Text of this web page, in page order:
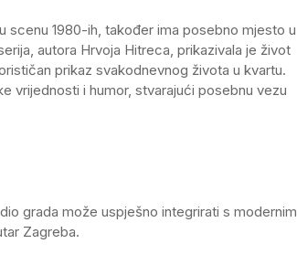
scenu 1980-ih, također ima posebno mjesto u
autora Hrvoja Hitreca, prikazivala je život
prikaz svakodnevnog života u kvartu.
vrijednosti i humor, stvarajući posebnu vezu
grada može uspješno integrirati s modernim
Zagreba.